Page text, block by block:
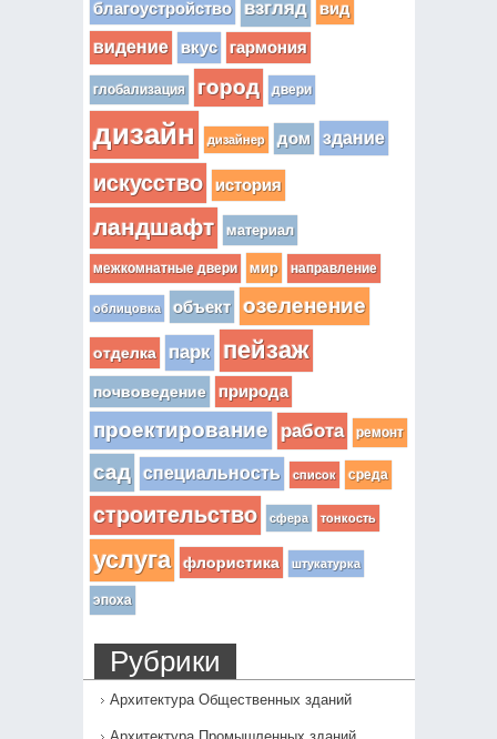
благоустройство взгляд вид
видение вкус гармония
глобализация город двери
дизайн дизайнер дом здание
искусство история
ландшафт материал
межкомнатные двери мир направление
облицовка объект озеленение
отделка парк пейзаж
почвоведение природа
проектирование работа ремонт
сад специальность список среда
строительство сфера тонкость
услуга флористика штукатурка
эпоха
Рубрики
Архитектура Общественных зданий